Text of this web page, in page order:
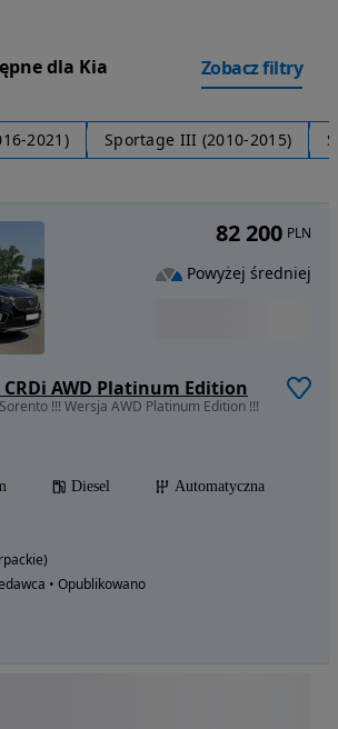
dla Kia Zobacz filtry
2021) Sportage III (2010-2015)
AWD Platinum Edition
!!! Wersja AWD Platinum Edition !!!
Diesel
Automatyczna
• Opublikowano
82 200 PLN
Powyżej średniej